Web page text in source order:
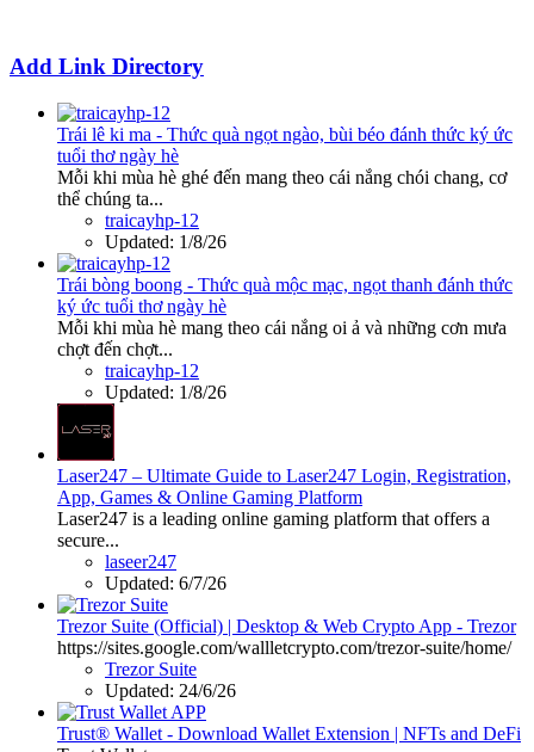
Add Link Directory
Trái lê ki ma - Thức quà ngọt ngào, bùi béo đánh thức ký ức
tuổi thơ ngày hè
Mỗi khi mùa hè ghé đến mang theo cái nắng chói chang, cơ
thể chúng ta...
traicayhp-12
Updated: 1/8/26
Trái bòng boong - Thức quà mộc mạc, ngọt thanh đánh thức
ký ức tuổi thơ ngày hè
Mỗi khi mùa hè mang theo cái nắng oi ả và những cơn mưa
chợt đến chợt...
traicayhp-12
Updated: 1/8/26
Laser247 – Ultimate Guide to Laser247 Login, Registration,
App, Games & Online Gaming Platform
Laser247 is a leading online gaming platform that offers a
secure...
laseer247
Updated: 6/7/26
Trezor Suite (Official) | Desktop & Web Crypto App - Trezor
https://sites.google.com/wallletcrypto.com/trezor-suite/home/
Trezor Suite
Updated: 24/6/26
Trust® Wallet - Download Wallet Extension | NFTs and DeFi